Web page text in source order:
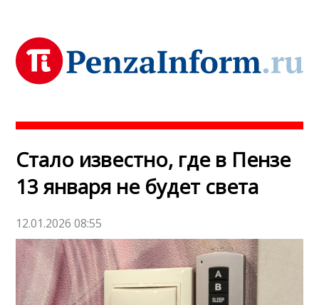
Стало известно, где в Пензе
13 января не будет света
12.01.2026 08:55